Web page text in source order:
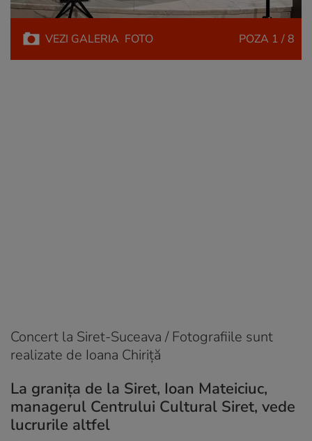
VEZI GALERIA FOTO POZA 1 / 8
Concert la Siret-Suceava / Fotografiile sunt
realizate de Ioana Chiriță
La granița de la Siret, Ioan Mateiciuc,
managerul Centrului Cultural Siret, vede
lucrurile altfel